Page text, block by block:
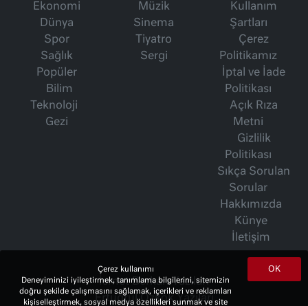
Ekonomi
Dünya
Spor
Sağlık
Popüler
Bilim
Teknoloji
Gezi
Müzik
Sinema
Tiyatro
Sergi
Kullanım
Şartları
Çerez
Politikamız
İptal ve İade
Politikası
Açık Rıza
Metni
Gizlilik
Politikası
Sıkça Sorulan
Sorular
Hakkımızda
Künye
İletişim
İsmet Berkan Yazıları
Ertuğrul Özkök Yazıları
OK
Çerez kullanımı
Deneyiminizi iyileştirmek, tanımlama bilgilerini, sitemizin
doğru şekilde çalışmasını sağlamak, içerikleri ve reklamları
kişiselleştirmek, sosyal medya özellikleri sunmak ve site